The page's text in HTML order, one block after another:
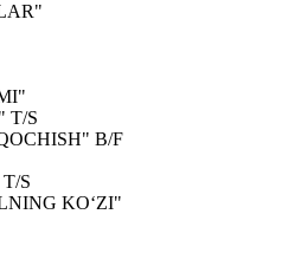
T/S
B/F
S
KO‘ZI"